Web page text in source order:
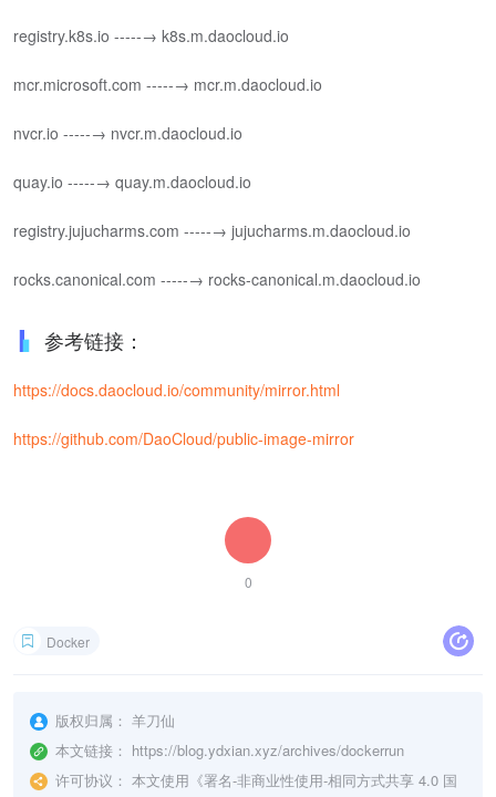
registry.k8s.io -----→ k8s.m.daocloud.io
mcr.microsoft.com -----→ mcr.m.daocloud.io
nvcr.io -----→ nvcr.m.daocloud.io
quay.io -----→ quay.m.daocloud.io
registry.jujucharms.com -----→ jujucharms.m.daocloud.io
rocks.canonical.com -----→ rocks-canonical.m.daocloud.io
参考链接：
https://docs.daocloud.io/community/mirror.html
https://github.com/DaoCloud/public-image-mirror
0
Docker
版权归属： 羊刀仙
本文链接： https://blog.ydxian.xyz/archives/dockerrun
许可协议： 本文使用《署名-非商业性使用-相同方式共享 4.0 国